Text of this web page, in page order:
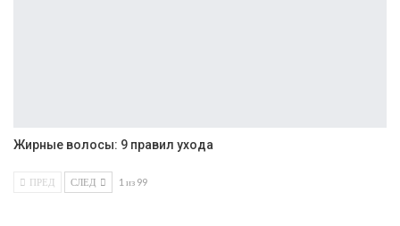
Жирные волосы: 9 правил ухода
ПРЕД СЛЕД 1 из 99